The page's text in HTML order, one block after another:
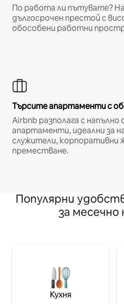
По работа ли пътувате?
дългосрочен престой с
обособени работни
Търсите апартаменти с
Airbnb разполага с напълно
апартаменти, идеални за
служители, корпоративни
преместване.
Популярни
за месечно
Кухня